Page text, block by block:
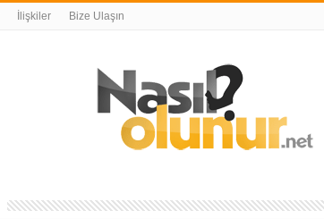
İlişkiler Bize Ulaşın